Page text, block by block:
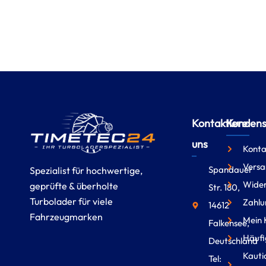
Spezialist für hochwertige,
geprüfte & überholte
Turbolader für viele
Fahrzeugmarken
Kontaktiere
uns
Spandauer
Str. 180,
14612
Falkensee,
Deutschland
Tel:
Mein